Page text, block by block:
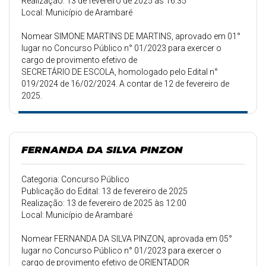
Local: Município de Arambaré
Nomear SIMONE MARTINS DE MARTINS, aprovado em 01°
lugar no Concurso Público n° 01/2023 para exercer o
cargo de provimento efetivo de
SECRETÁRIO DE ESCOLA, homologado pelo Edital n°
019/2024 de 16/02/2024. A contar de 12 de fevereiro de
2025.
FERNANDA DA SILVA PINZON
Categoria: Concurso Público
Publicação do Edital: 13 de fevereiro de 2025
Realização: 13 de fevereiro de 2025 às 12:00
Local: Município de Arambaré
Nomear FERNANDA DA SILVA PINZON, aprovada em 05°
lugar no Concurso Público n° 01/2023 para exercer o
cargo de provimento efetivo de ORIENTADOR